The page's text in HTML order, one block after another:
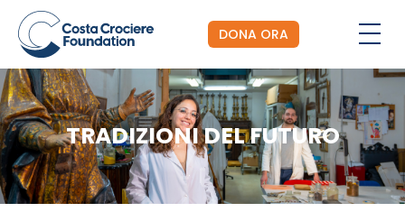
DONA ORA
TRADIZIONI DEL FUTURO